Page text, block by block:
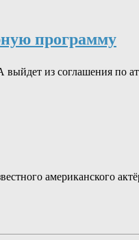
программу
из соглашения по
американского